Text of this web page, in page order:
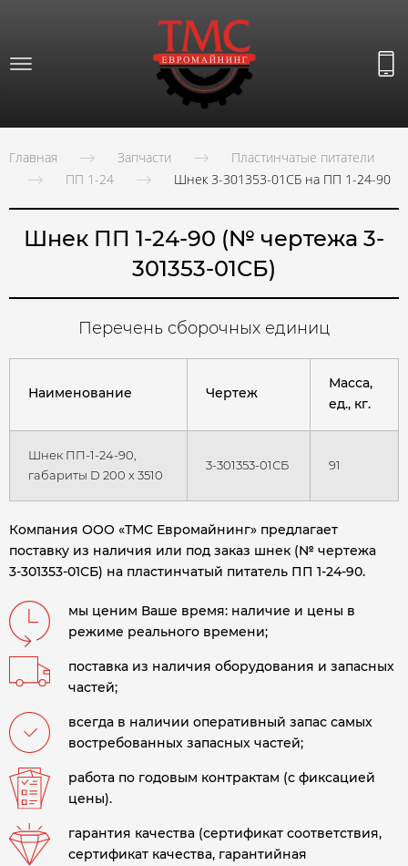
Главная Запчасти
Пластинчатые питатели
ПП 1-24
Шнек 3-301353-01СБ на ПП 1-24-90
Шнек ПП 1-24-90 (№ чертежа 3-
301353-01СБ)
Перечень сборочных единиц
Наименование Чертеж
Масса,
ед., кг.
Шнек ПП-1-24-90,
габариты D 200 х 3510
3-301353-01СБ 91
Компания ООО «ТМС Евромайнинг» предлагает
поставку из наличия или под заказ шнек (№ чертежа
3-301353-01СБ) на пластинчатый питатель ПП 1-24-90.
мы ценим Ваше время: наличие и цены в
режиме реального времени;
поставка из наличия оборудования и запасных
частей;
всегда в наличии оперативный запас самых
востребованных запасных частей;
работа по годовым контрактам (с фиксацией
цены).
гарантия качества (сертификат соответствия,
сертификат качества, гарантийная